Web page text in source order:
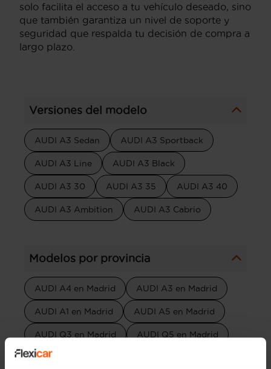
solo facilita el acceso a tu vehículo deseado, sino
que también garantiza un nivel de soporte y
seguridad que respalda tu decisión de compra a
largo plazo.
Versiones del modelo
AUDI A3 Sedan AUDI A3 Sportback
AUDI A3 Line AUDI A3 Black
AUDI A3 30 AUDI A3 35 AUDI A3 40
AUDI A3 Ambition AUDI A3 Cabrio
Modelos por provincia
AUDI A4 en Madrid AUDI A3 en Madrid
AUDI A1 en Madrid AUDI A5 en Madrid
AUDI Q3 en Madrid AUDI Q5 en Madrid
AUDI A6 en Madrid